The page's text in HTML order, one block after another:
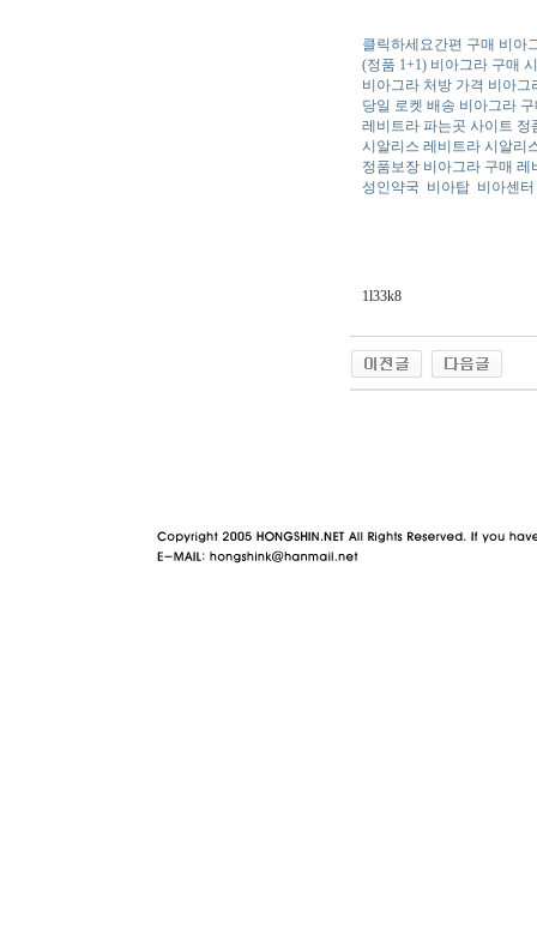
클릭하세요간편 구매 비아
(정품 1+1) 비아그라 구매
비아그라 처방 가격 비아
당일 로켓 배송 비아그라
레비트라 파는곳 사이트 정
시알리스 레비트라 시알리
정품보장 비아그라 구매 레
성인약국 비아탑 비아센터
1l33k8